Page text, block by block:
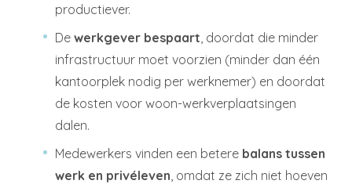
productiever.
De werkgever bespaart , doordat die minder
infrastructuur moet voorzien (minder dan één
kantoorplek nodig per werknemer) en doordat
de kosten voor woon-werkverplaatsingen
dalen.
Medewerkers vinden een betere balans tussen
werk en privéleven , omdat ze zich niet hoeven